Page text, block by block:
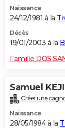
Naissance
24/12/1981 à la
Décès
19/01/2003 à la
Famille DOS
Samuel
Créer une
Naissance
28/05/1984 à la